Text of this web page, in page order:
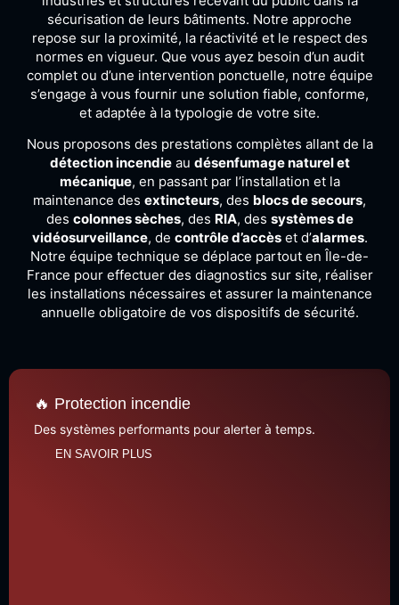
sécurisation de leurs bâtiments. Notre approche
repose sur la proximité, la réactivité et le respect des
normes en vigueur. Que vous ayez besoin d’un audit
complet ou d’une intervention ponctuelle, notre équipe
s’engage à vous fournir une solution fiable, conforme,
et adaptée à la typologie de votre site.
Nous proposons des prestations complètes allant de la
détectionincendie au désenfumagenaturelet
mécanique, en passant par l’installation et la
maintenance des extincteurs, des blocsdesecours,
des colonnessèches, des RIA, des systèmesde
vidéosurveillance, de contrôled’accès et d’alarmes.
Notre équipe technique se déplace partout en Île-de-
France pour effectuer des diagnostics sur site, réaliser
les installations nécessaires et assurer la maintenance
annuelle obligatoire de vos dispositifs de sécurité.
🔥 Protection incendie
Des systèmes performants pour alerter à temps.
EN SAVOIR PLUS